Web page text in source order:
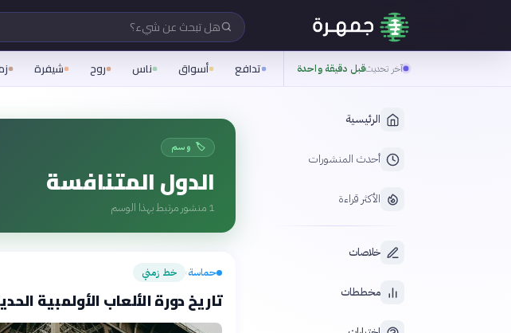
هل تبحث عن شيء؟
آخر تحديثقبل دقيقة واحدة تدافع أسواق ناس روح شيفرة
الرئيسية
أحدث المنشورات
الأكثر قراءة
خلاصات
مخططات
🏷️ وسم
الدول المتنافسة
1 منشور مرتبط بهذا الوسم
حماسة› خط زمني
تاريخ دورة الألعاب الأولمبية الحديثة من